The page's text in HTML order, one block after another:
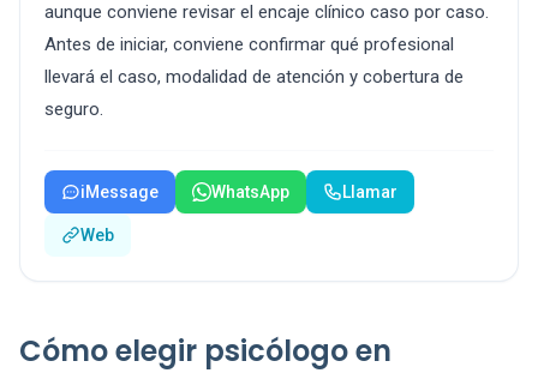
aunque conviene revisar el encaje clínico caso por caso.
Antes de iniciar, conviene confirmar qué profesional
llevará el caso, modalidad de atención y cobertura de
seguro.
iMessage WhatsApp Llamar
Web
Cómo elegir psicólogo en